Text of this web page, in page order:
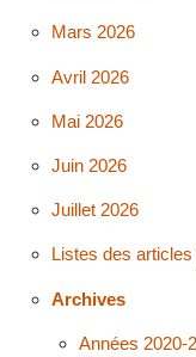
Mars 2026
Avril 2026
Mai 2026
Juin 2026
Juillet 2026
Listes des
Archives
Années 2020-